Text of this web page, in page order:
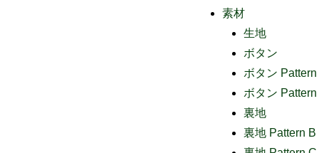
素材
生地
ボタン
ボタン Pattern
ボタン Pattern
裏地
裏地 Pattern B